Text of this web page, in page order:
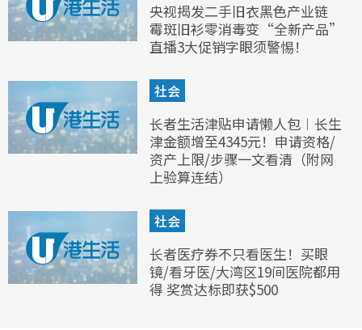
央视揭发二手旧衣黑色产业链
霉斑旧衫零消毒变“全新产品”
直播3大促销字眼须警惕！
社会
长者生活津贴申请懒人包︱长生
津金额增至4345元！申请资格/
资产上限/步骤一文看清（附网
上验算连结）
社会
长者医疗券不只看医生！买眼
镜/看牙医/大湾区19间医院都用
得 奖赏达标即获$500